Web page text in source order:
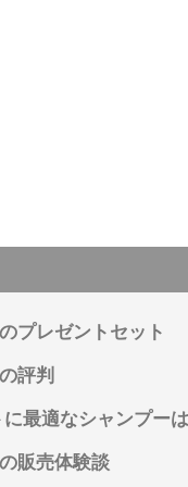
プレゼントセット
評判
最適なシャンプー
販売体験談